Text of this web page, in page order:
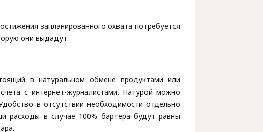
запланированного охвата потребуется
они выдадут.
в натуральном обмене продуктами или
с интернет-журналистами. Натурой можно
в отсутствии необходимости отдельно
расходы в случае 100% бартера будут равны